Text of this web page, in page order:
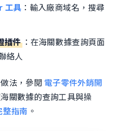
工具 ：輸入廠商域名，搜尋
插件：在海關數據查詢頁面
絡人
法，參閱 電子零件外銷開
關數據的查詢工具與操
指南 。